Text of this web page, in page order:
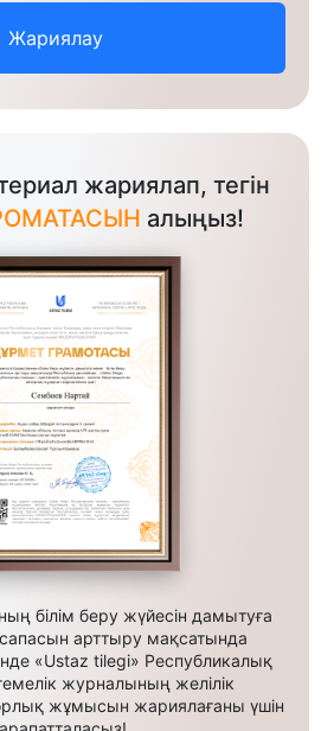
Жариялау
жариялап, тегін
алыңыз!
білім беру жүйесін дамытуға
арттыру мақсатында
«Ustaz tilegi» Республикалық
журналының желілік
жұмысын жариялағаны үшін